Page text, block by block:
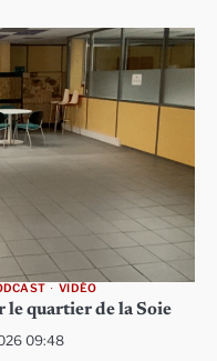
VIDÉO
le quartier de la Soie
09:48